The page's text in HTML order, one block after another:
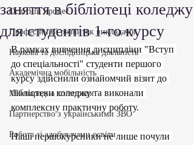
Освітній процес
Професійний розвиток викладачів
Наукова та дослідницька діяльність
Академічна мобільність
Міжнародна співпраця
Партнерство з українськими ЗВО
Робота зі здобувачами освіти
заняття в бібліотеці коледжу
для студентів 1-го курсу
В рамках вивчення дисципліни "Вступ
до спеціальності" студенти першого
курсу здійснили ознайомчий візит до
бібліотеки коледжу та виконали
комплексну практичну роботу.
Наші першокурсники не лише почули